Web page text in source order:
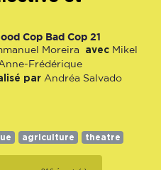
Cop Bad Cop 21
Moreira avec Mikel
Frédérique
par Andréa Salvado
agriculture theatre